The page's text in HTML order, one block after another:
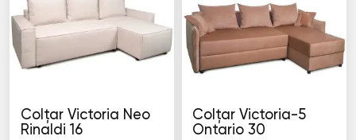
Colţar Victoria Neo
Rinaldi 16
Colţar Victoria-5
Ontario 30